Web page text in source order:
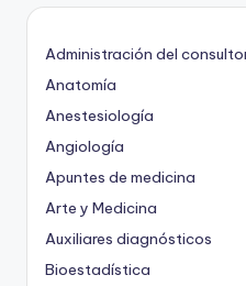
Administración del
Anatomía
Anestesiología
Angiología
Apuntes de medicina
Arte y Medicina
Auxiliares diagnósticos
Bioestadística